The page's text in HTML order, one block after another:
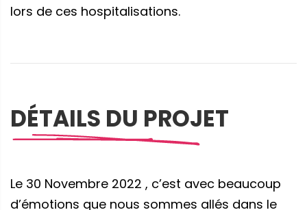
lors de ces hospitalisations.
DÉTAILS DU PROJET
Le 30 Novembre 2022 , c’est avec beaucoup
d’émotions que nous sommes allés dans le